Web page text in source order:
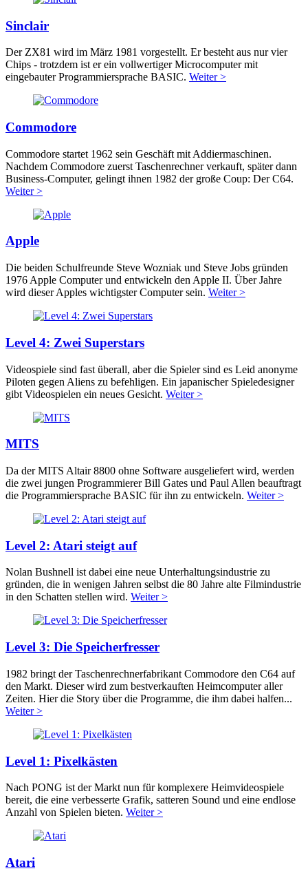
Sinclair
Der ZX81 wird im März 1981 vorgestellt. Er besteht aus nur vier
Chips - trotzdem ist er ein vollwertiger Microcomputer mit
eingebauter Programmiersprache BASIC. Weiter >
Commodore
Commodore startet 1962 sein Geschäft mit Addiermaschinen.
Nachdem Commodore zuerst Taschenrechner verkauft, später dann
Business-Computer, gelingt ihnen 1982 der große Coup: Der C64.
Weiter >
Apple
Die beiden Schulfreunde Steve Wozniak und Steve Jobs gründen
1976 Apple Computer und entwickeln den Apple II. Über Jahre
wird dieser Apples wichtigster Computer sein. Weiter >
Level 4: Zwei Superstars
Videospiele sind fast überall, aber die Spieler sind es Leid anonyme
Piloten gegen Aliens zu befehligen. Ein japanischer Spieledesigner
gibt Videospielen ein neues Gesicht. Weiter >
MITS
Da der MITS Altair 8800 ohne Software ausgeliefert wird, werden
die zwei jungen Programmierer Bill Gates und Paul Allen beauftragt
die Programmiersprache BASIC für ihn zu entwickeln. Weiter >
Level 2: Atari steigt auf
Nolan Bushnell ist dabei eine neue Unterhaltungsindustrie zu
gründen, die in wenigen Jahren selbst die 80 Jahre alte Filmindustrie
in den Schatten stellen wird. Weiter >
Level 3: Die Speicherfresser
1982 bringt der Taschenrechnerfabrikant Commodore den C64 auf
den Markt. Dieser wird zum bestverkauften Heimcomputer aller
Zeiten. Hier die Story über die Programme, die ihm dabei halfen...
Weiter >
Level 1: Pixelkästen
Nach PONG ist der Markt nun für komplexere Heimvideospiele
bereit, die eine verbesserte Grafik, satteren Sound und eine endlose
Anzahl von Spielen bieten. Weiter >
Atari